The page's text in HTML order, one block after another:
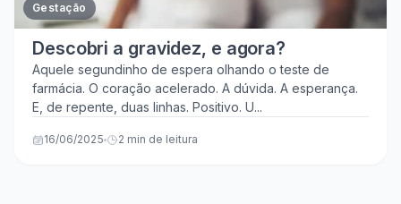
Gestação
Descobri a gravidez, e agora?
Aquele segundinho de espera olhando o teste de
farmácia. O coração acelerado. A dúvida. A esperança.
E, de repente, duas linhas. Positivo. U...
16/06/2025 2 min de leitura